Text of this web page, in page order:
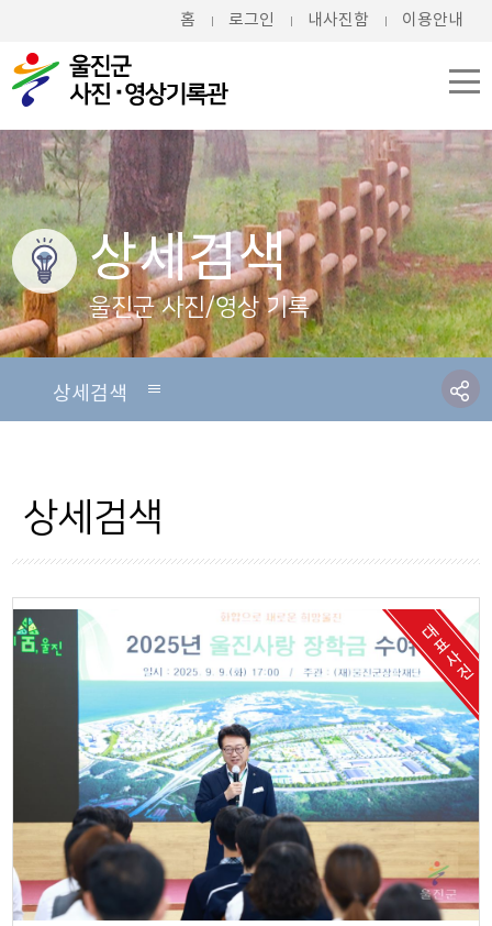
홈 로그인 내사진함 이용안내
상세검색
울진군 사진/영상 기록
상세검색
자료현황
상세검색